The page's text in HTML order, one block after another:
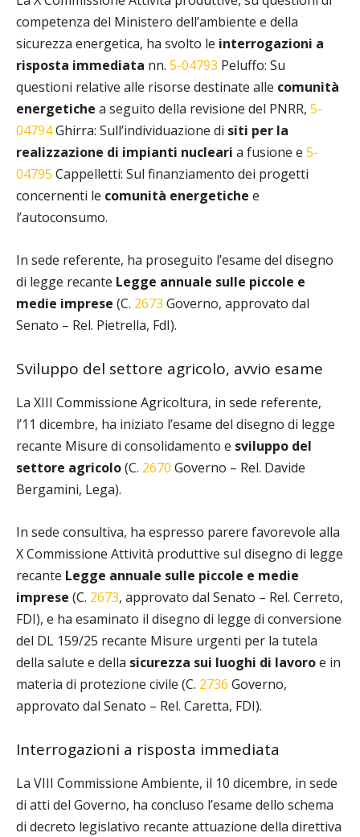
competenza del Ministero dell’ambiente e della
sicurezza energetica, ha svolto le interrogazioni a
risposta immediata nn. 5-04793 Peluffo: Su
questioni relative alle risorse destinate alle comunità
energetiche a seguito della revisione del PNRR, 5-
04794Ghirra: Sull’individuazione di siti per la
realizzazione di impianti nucleari a fusione e 5-
04795 Cappelletti: Sul finanziamento dei progetti
concernenti le comunità energetiche e
l’autoconsumo.
In sede referente, ha proseguito l’esame del disegno
di legge recante Legge annuale sulle piccole e
medie imprese (C. 2673 Governo, approvato dal
Senato – Rel. Pietrella, FdI).
Sviluppo del settore agricolo, avvio esame
La XIII Commissione Agricoltura, in sede referente,
l’11 dicembre, ha iniziato l’esame del disegno di legge
recante Misure di consolidamento e sviluppo del
settore agricolo(C. 2670 Governo – Rel. Davide
Bergamini, Lega).
In sede consultiva, ha espresso parere favorevole alla
X Commissione Attività produttive sul disegno di legge
recante Legge annuale sulle piccole e medie
imprese (C. 2673, approvato dal Senato – Rel. Cerreto,
FDI), e ha esaminato il disegno di legge di conversione
del DL 159/25 recante Misure urgenti per la tutela
della salute e della sicurezza sui luoghi di lavoroe in
materia di protezione civile (C. 2736 Governo,
approvato dal Senato – Rel. Caretta, FDI).
Interrogazioni a risposta immediata
La VIII Commissione Ambiente, il 10 dicembre, in sede
di atti del Governo, ha concluso l’esame dello schema
di decreto legislativo recante attuazione della direttiva